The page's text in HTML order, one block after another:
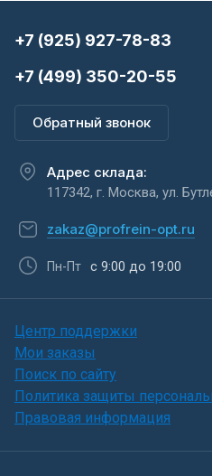
+7 (925) 927-78-83
+7 (499) 350-20-55
Обратный звонок
Адрес склада:
117342, г. Москва, ул.
zakaz@profrein-opt.ru
Пн-Пт с 9:00 до 19:00
Центр поддержки
Мои заказы
Поиск по сайту
Политика защиты
Правовая информация